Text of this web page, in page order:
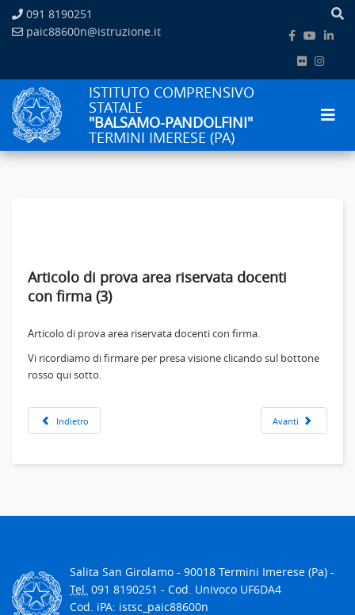
091 8190251
paic88600n@istruzione.it
ISTITUTO COMPRENSIVO
STATALE
"BALSAMO-PANDOLFINI"
TERMINI IMERESE (PA)
Articolo di prova area riservata docenti
con firma (3)
Articolo di prova area riservata docenti con firma.
Vi ricordiamo di firmare per presa visione clicando sul bottone
rosso qui sotto.
Indietro Avanti
Salita San Girolamo - 90018 Termini Imerese (Pa) -
Tel. 091 8190251 - Cod. Univoco UF6DA4
Cod. iPA: istsc_paic88600n